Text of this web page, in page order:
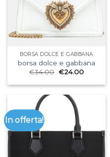
BORSA DOLCE E GABBANA
borsa dolce e gabbana
€34.00 €24.00
In offerta!